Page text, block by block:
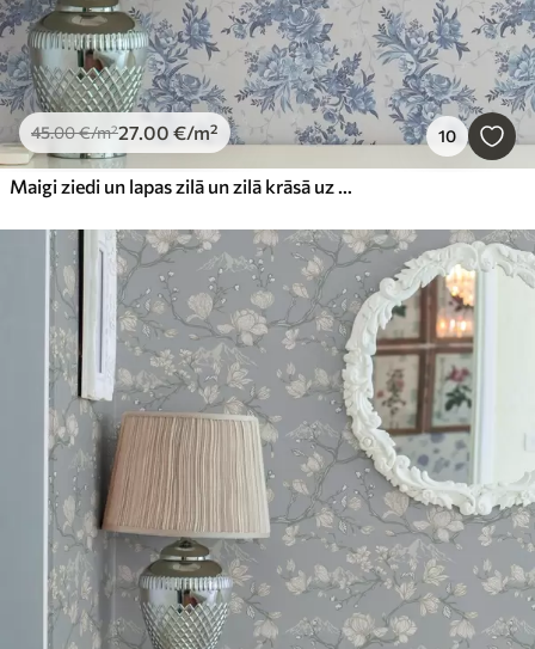
45.00€/m²27.00 €/m² 10
Maigi ziedi un lapas zilā un zilā krāsā uz gaiša fona